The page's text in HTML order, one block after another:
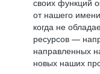
своих функций
от нашего
когда не
ресурсов —
направленных
новых наших